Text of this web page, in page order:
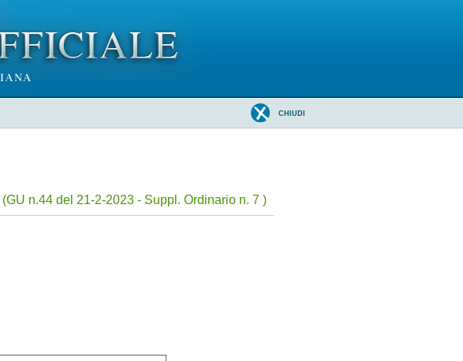
CHIUDI
(GU n.44 del 21-2-2023 - Suppl. Ordinario n. 7 )